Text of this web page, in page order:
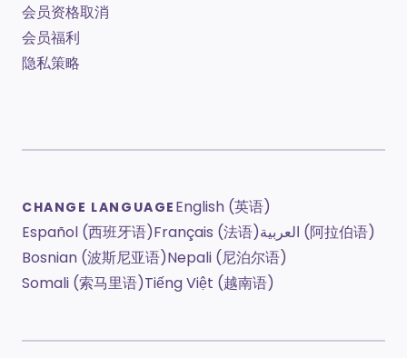
会员资格取消
会员福利
隐私策略
CHANGE LANGUAGE English (英语)
Español (西班牙语)Français (法语)
العربية (阿拉伯语)
Bosnian (波斯尼亚语)Nepali (尼泊尔语)
Somali (索马里语)Tiếng Việt (越南语)